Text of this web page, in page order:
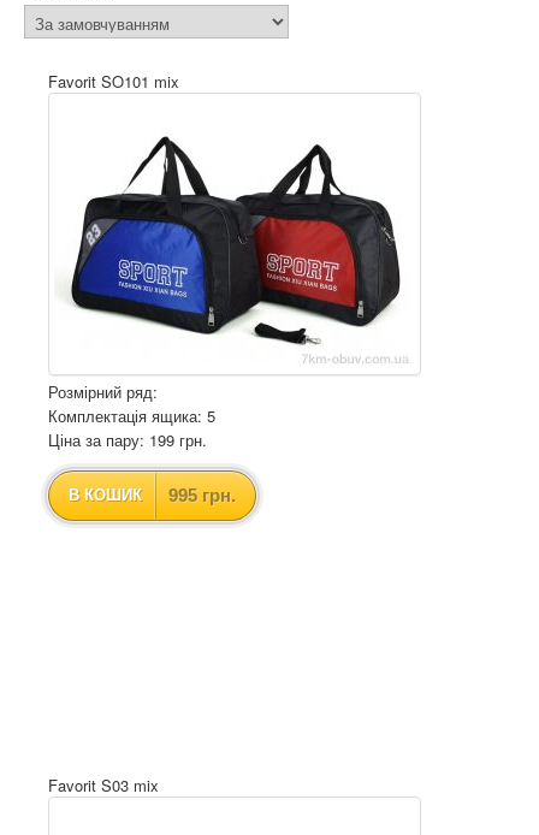
Favorit SO101 mix
Розмірний ряд:
Комплектація ящика: 5
Ціна за пару: 199 грн.
В КОШИК 995 грн.
Favorit S03 mix